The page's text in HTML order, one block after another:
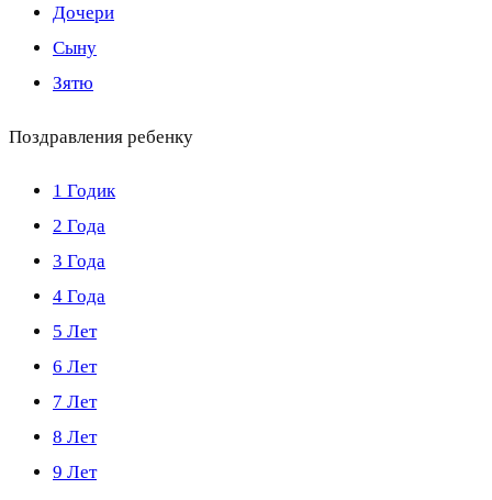
Дочери
Сыну
Зятю
Поздравления ребенку
1 Годик
2 Года
3 Года
4 Года
5 Лет
6 Лет
7 Лет
8 Лет
9 Лет